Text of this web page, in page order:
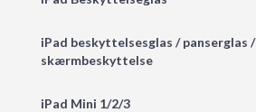
iPad beskyttelsesglas / panserglas /
skærmbeskyttelse
iPad Mini 1/2/3